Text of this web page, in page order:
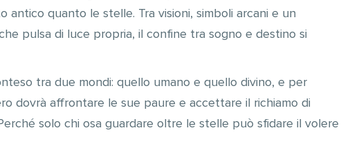
antico quanto le stelle. Tra visioni, simboli arcani e un
pulsa di luce propria, il confine tra sogno e destino si
tra due mondi: quello umano e quello divino, e per
dovrà affrontare le sue paure e accettare il richiamo di
solo chi osa guardare oltre le stelle può sfidare il volere